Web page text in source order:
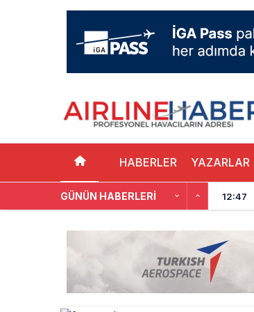
HABERLER YAZARLAR
GÜNÜN HABERLERI 12:47